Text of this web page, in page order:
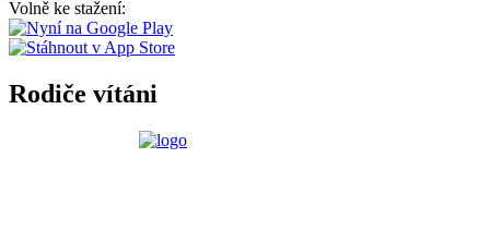
Volně ke stažení:
Rodiče vítáni